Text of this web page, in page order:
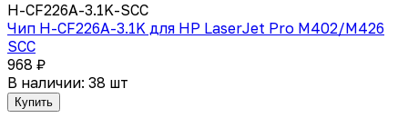
H-CF226A-3.1K-SCC
Чип H-CF226A-3.1K для HP LaserJet Pro M402/M426
SCC
968 ₽
В наличии: 38 шт
Купить